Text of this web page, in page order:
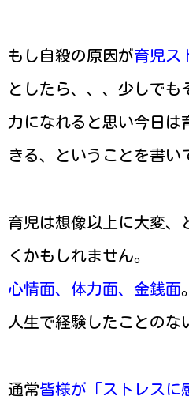
もし自殺の原因が育児ス
としたら、、、少しでも
力になれると思い今日は
きる、ということを書い
育児は想像以上に大変、
くかもしれません。
心情面、体力面、金銭面。
人生で経験したことのな
通常皆様が「ストレスに